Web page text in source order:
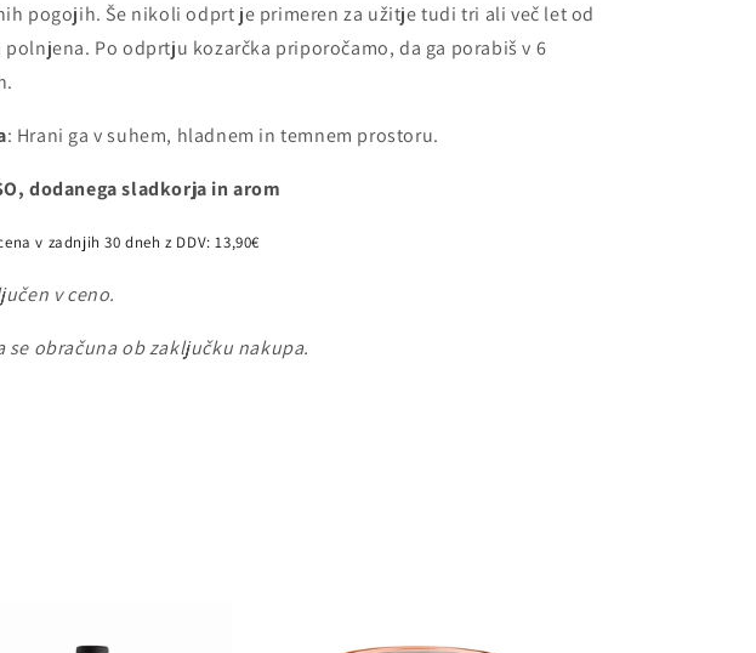
pogojih. Še nikoli odprt je primeren za užitje tudi tri ali več let od
polnjena. Po odprtju kozarčka priporočamo, da ga porabiš v 6
: Hrani ga v suhem, hladnem in temnem prostoru.
dodanega sladkorja in arom
v zadnjih 30 dneh z DDV: 13,90€
v ceno.
se obračuna ob zaključku nakupa.